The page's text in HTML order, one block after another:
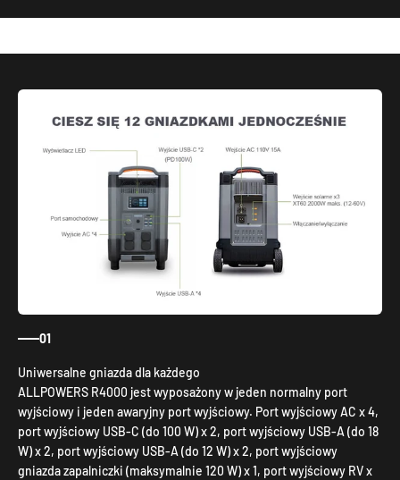
01
ALLPOWERS R4000 jest wyposażony w jeden normalny port
wyjściowy i jeden awaryjny port wyjściowy. Port wyjściowy AC x 4,
port wyjściowy USB-C (do 100 W) x 2, port wyjściowy USB-A (do 18
W) x 2, port wyjściowy USB-A (do 12 W) x 2, port wyjściowy
gniazda zapalniczki (maksymalnie 120 W) x 1, port wyjściowy RV x